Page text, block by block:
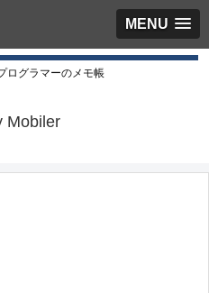
MENU
ログラマーのメモ帳
Mobiler